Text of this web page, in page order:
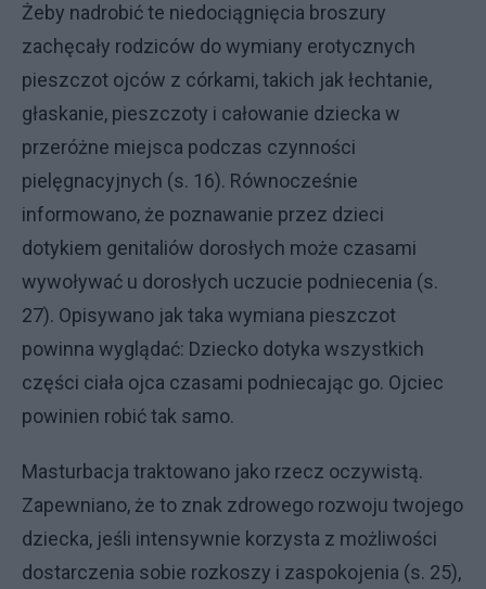
Żeby nadrobić te niedociągnięcia broszury
zachęcały rodziców do wymiany erotycznych
pieszczot ojców z córkami, takich jak łechtanie,
głaskanie, pieszczoty i całowanie dziecka w
przeróżne miejsca podczas czynności
pielęgnacyjnych (s. 16). Równocześnie
informowano, że poznawanie przez dzieci
dotykiem genitaliów dorosłych może czasami
wywoływać u dorosłych uczucie podniecenia (s.
27). Opisywano jak taka wymiana pieszczot
powinna wyglądać: Dziecko dotyka wszystkich
części ciała ojca czasami podniecając go. Ojciec
powinien robić tak samo.
Masturbacja traktowano jako rzecz oczywistą.
Zapewniano, że to znak zdrowego rozwoju twojego
dziecka, jeśli intensywnie korzysta z możliwości
dostarczenia sobie rozkoszy i zaspokojenia (s. 25),